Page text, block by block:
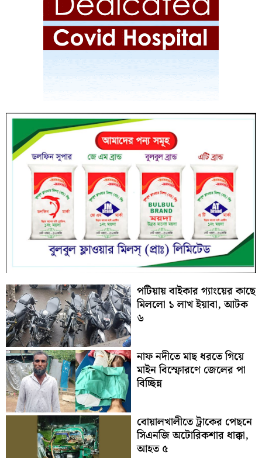
পটিয়ায় বাইকার গ্যাংয়ের কাছে
মিললো ১ লাখ ইয়াবা, আটক
৬
নাফ নদীতে মাছ ধরতে গিয়ে
মাইন বিস্ফোরণে জেলের পা
বিচ্ছিন্ন
বোয়ালখালীতে ট্রাকের পেছনে
সিএনজি অটোরিকশার ধাক্কা,
আহত ৫